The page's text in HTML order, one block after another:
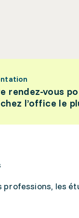
rendez-vous
l’office le
professions, les